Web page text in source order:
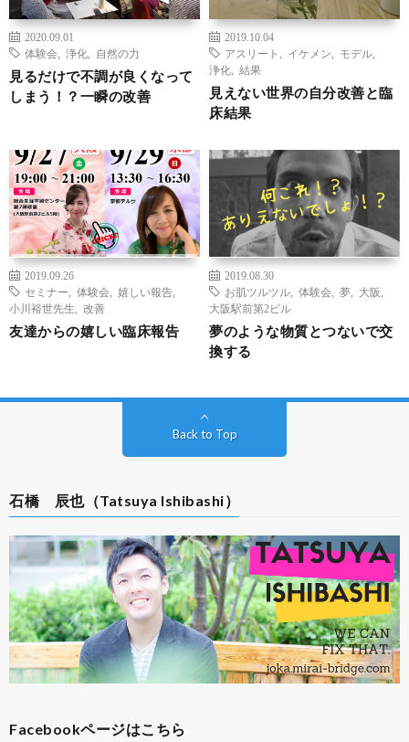
2020.09.01
体験会
浄化 自然の力
見るだけで不調が良くなって
しまう！？一瞬の改善
2019.10.04
アスリート
イケメン モデル
浄化
結果
見えない世界の自分改善と臨
床結果
2019.09.26
セミナー
体験会 嬉しい報告
小川裕世先生
改善
友達からの嬉しい臨床報告
2019.08.30
お肌ツルツル
体験会 夢 大阪
大阪駅前第2ビル
夢のような物質とつないで交
換する
Back to Top
石橋 辰也（Tatsuya Ishibashi）
Facebookページはこちら